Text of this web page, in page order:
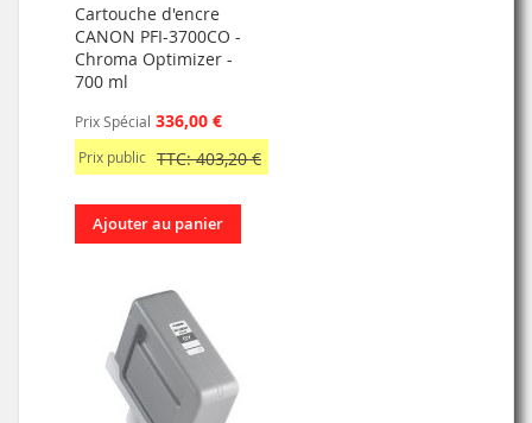
Cartouche d'encre
CANON PFI-3700CO -
Chroma Optimizer -
700 ml
Prix Spécial 336,00 €
Prix public TTC: 403,20 €
Ajouter au panier